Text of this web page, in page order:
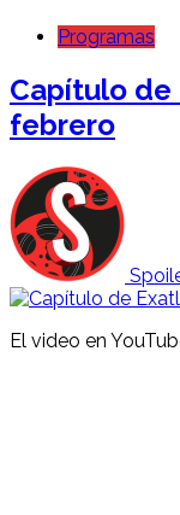
Programas
Capítulo de
febrero
El video en